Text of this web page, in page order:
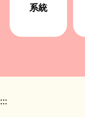
系統
:::